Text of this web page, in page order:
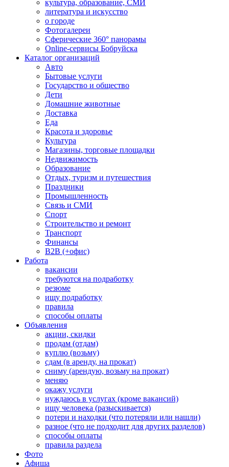
культура, образование, СМИ
литература и искусство
о городе
Фотогалереи
Сферические 360° панорамы
Online-сервисы Бобруйска
Каталог организаций
Авто
Бытовые услуги
Государство и общество
Дети
Домашние животные
Доставка
Еда
Красота и здоровье
Культура
Магазины, торговые площадки
Недвижимость
Образование
Отдых, туризм и путешествия
Праздники
Промышленность
Связь и СМИ
Спорт
Строительство и ремонт
Транспорт
Финансы
B2B (+офис)
Работа
вакансии
требуются на подработку
резюме
ищу подработку
правила
способы оплаты
Объявления
акции, скидки
продам (отдам)
куплю (возьму)
сдам (в аренду, на прокат)
сниму (арендую, возьму на прокат)
меняю
окажу услуги
нуждаюсь в услугах (кроме вакансий)
ищу человека (разыскивается)
потери и находки (что потеряли или нашли)
разное (что не подходит для других разделов)
способы оплаты
правила раздела
Фото
Афиша